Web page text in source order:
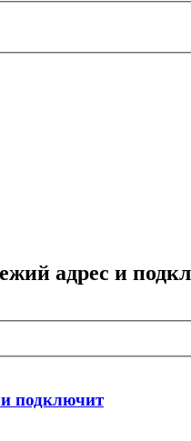
адрес и
подключит